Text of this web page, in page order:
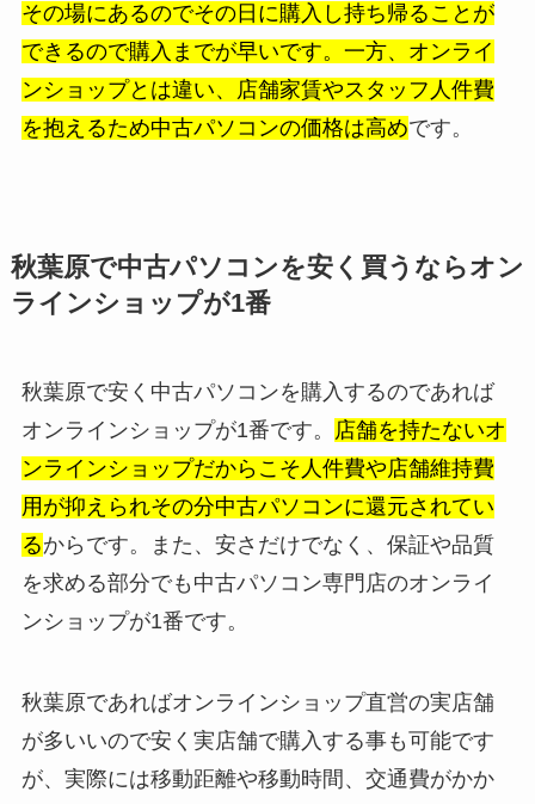
その場にあるのでその日に購入し持ち帰ることが
できるので購入までが早いです。一方、オンライ
ンショップとは違い、店舗家賃やスタッフ人件費
を抱えるため中古パソコンの価格は高めです。
秋葉原で中古パソコンを安く買うならオン
ラインショップが1番
秋葉原で安く中古パソコンを購入するのであれば
オンラインショップが1番です。
店舗を持たないオ
ンラインショップだからこそ人件費や店舗維持費
用が抑えられその分中古パソコンに還元されてい
るからです。また、安さだけでなく、保証や品質
を求める部分でも中古パソコン専門店のオンライ
ンショップが1番です。
秋葉原であればオンラインショップ直営の実店舗
が多いいので安く実店舗で購入する事も可能です
が、実際には移動距離や移動時間、交通費がかか